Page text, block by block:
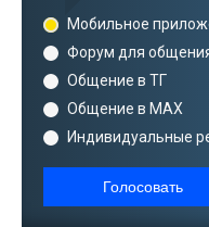
Мобильное
Форум для
Общение в ТГ
Общение в MAX
Индивидуальные
Голосовать